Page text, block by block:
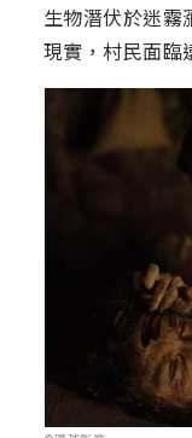
生物潛伏於迷霧
現實，村民面臨